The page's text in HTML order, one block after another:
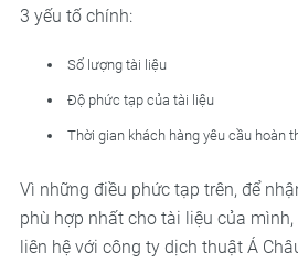
3 yếu tố chính:
Số lượng tài liệu
Độ phức tạp của tài liệu
Thời gian khách hàng yêu cầu hoàn
Vì những điều phức tạp trên, để
phù hợp nhất cho tài liệu của
liên hệ với công ty dịch thuật Á